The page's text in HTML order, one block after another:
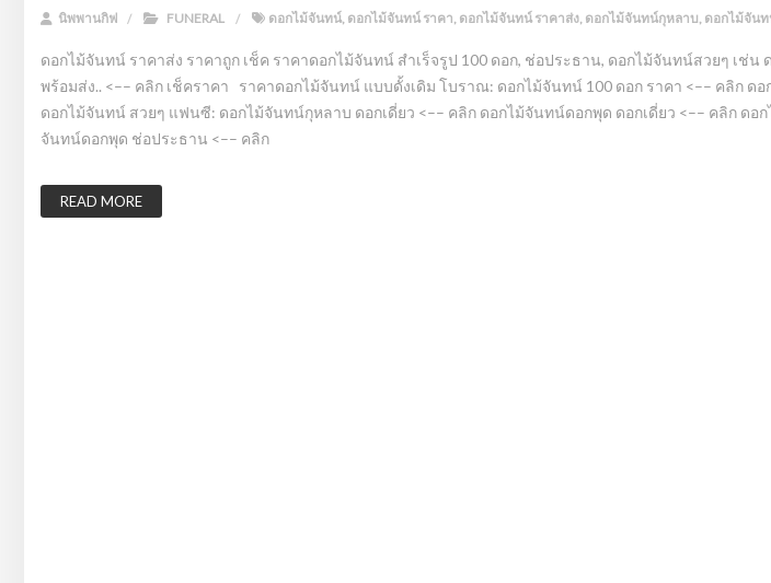
นิพพานกิฟ FUNERAL ดอกไม้จันทน์, ดอกไม้จันทน์ ราคา, ดอกไม้จันทน์ ราคาส่ง, ดอกไม้จันทน์กุหลาบ, ดอกไม้จัน
ดอกไม้จันทน์ ราคาส่ง ราคาถูก เช็ค ราคาดอกไม้จันทน์ สําเร็จรูป 100 ดอก, ช่อประธาน, ดอกไม้จันทน์สวยๆ เช่
พร้อมส่ง.. <–– คลิก เช็คราคา ราคาดอกไม้จันทน์ แบบดั้งเดิม โบราณ: ดอกไม้จันทน์ 100 ดอก ราคา <–– คลิก
ดอกไม้จันทน์ สวยๆ แฟนซี: ดอกไม้จันทน์กุหลาบ ดอกเดี่ยว <–– คลิก ดอกไม้จันทน์ดอกพุด ดอกเดี่ยว <–– คลิก ดอ
จันทน์ดอกพุด ช่อประธาน <–– คลิก
READ MORE